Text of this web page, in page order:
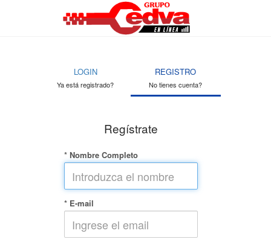
LOGIN
Ya está registrado?
REGISTRO
No tienes cuenta?
Regístrate
* Nombre Completo
* E-mail